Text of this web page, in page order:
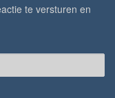
te versturen en